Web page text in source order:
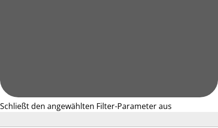
Schließt den angewählten Filter-Parameter aus